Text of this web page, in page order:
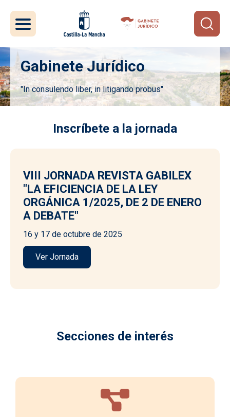
Gabinete Jurídico
"In consulendo liber, in litigando probus"
Imagen
Inscríbete a la jornada
VIII JORNADA REVISTA GABILEX
"LA EFICIENCIA DE LA LEY
ORGÁNICA 1/2025, DE 2 DE ENERO
A DEBATE"
16 y 17 de octubre de 2025
Ver Jornada
Secciones de interés